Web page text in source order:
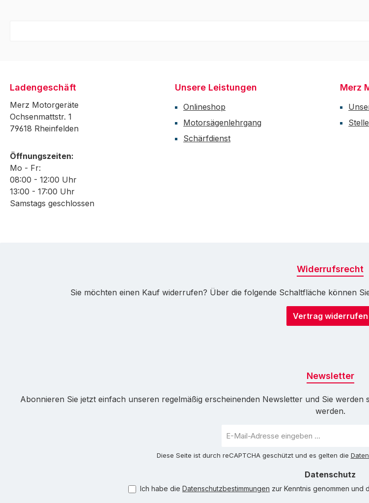
Ladengeschäft
Merz Motorgeräte
Ochsenmattstr. 1
79618 Rheinfelden
Öffnungszeiten:
Mo - Fr:
08:00 - 12:00 Uhr
13:00 - 17:00 Uhr
Samstags geschlossen
Unsere Leistungen
Onlineshop
Motorsägenlehrgang
Schärfdienst
Merz
Widerrufsrecht
Sie möchten einen Kauf widerrufen? Über die folgende Schaltfläche können
Vertrag widerrufen
Newsletter
Abonnieren Sie jetzt einfach unseren regelmäßig erscheinenden Newsletter und Sie
werden.
Mail-
Diese Seite ist durch reCAPTCHA geschützt und es gelten die
Datenschutz
Ich habe die Datenschutzbestimmungen zur Kenntnis genommen und